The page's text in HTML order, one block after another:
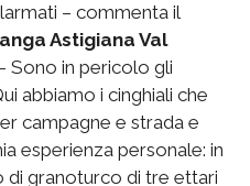
– commenta il
Astigiana Val
- Sono in pericolo gli
abbiamo i cinghiali che
campagne e strada e
esperienza personale: in
di granoturco di tre ettari